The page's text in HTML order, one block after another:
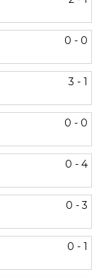
0 - 0
3 - 1
0 - 0
0 - 4
0 - 3
0 - 1